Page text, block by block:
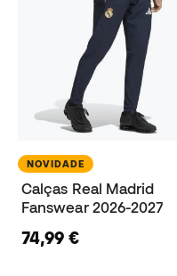
NOVIDADE
Calças Real Madrid
Fanswear 2026-2027
74,99 €